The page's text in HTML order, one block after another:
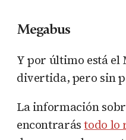
Megabus
Y por último está el
divertida, pero sin
La información
encontrarástodo lo